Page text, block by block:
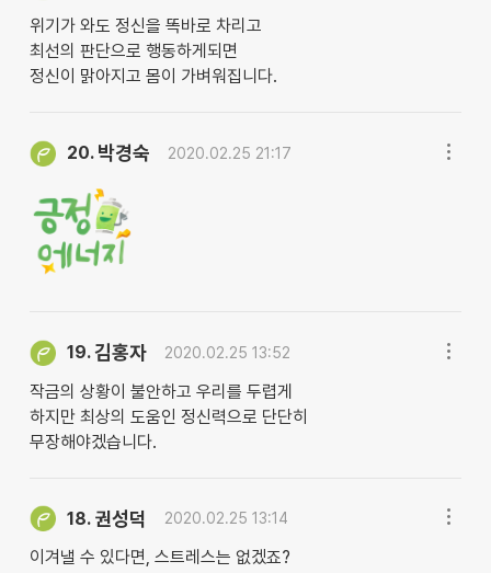
위기가 와도 정신을 똑바로 차리고
최선의 판단으로 행동하게되면
정신이 맑아지고 몸이 가벼워집니다.
20. 박경숙 2020.02.25 21:17
19.김홍자 2020.02.25 13:52
작금의 상황이 불안하고 우리를 두렵게
하지만 최상의 도움인 정신력으로 단단히
무장해야겠습니다.
18. 권성덕 2020.02.25 13:14
이겨낼 수 있다면, 스트레스는 없겠죠?